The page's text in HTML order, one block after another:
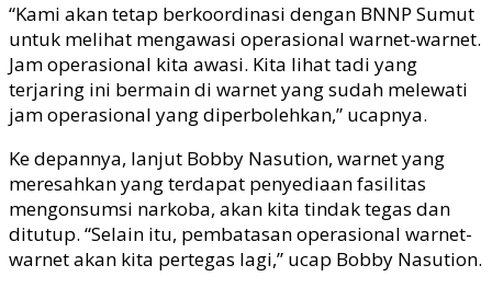
“Kami akan tetap berkoordinasi dengan BNNP Sumut
untuk melihat mengawasi operasional warnet-warnet.
Jam operasional kita awasi. Kita lihat tadi yang
terjaring ini bermain di warnet yang sudah melewati
jam operasional yang diperbolehkan,” ucapnya.
Ke depannya, lanjut Bobby Nasution, warnet yang
meresahkan yang terdapat penyediaan fasilitas
mengonsumsi narkoba, akan kita tindak tegas dan
ditutup. “Selain itu, pembatasan operasional warnet-
warnet akan kita pertegas lagi,” ucap Bobby Nasution.